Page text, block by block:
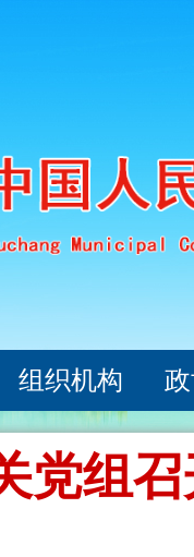
组织机构
党组